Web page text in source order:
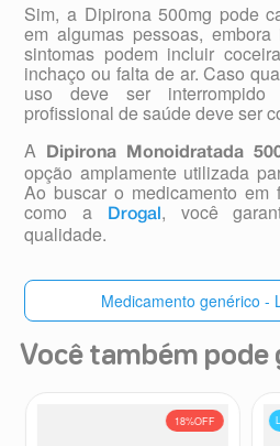
Sim, a Dipirona 500mg pode
em algumas pessoas,
sintomas podem incluir
inchaço ou falta de ar. Caso
uso deve ser interrompido
profissional de saúde deve ser
A
Dipirona Monoidratada
opção amplamente utilizada
Ao buscar o medicamento em
como a Drogal , você
qualidade.
Medicamento genérico -
Você também pode
18%OFF